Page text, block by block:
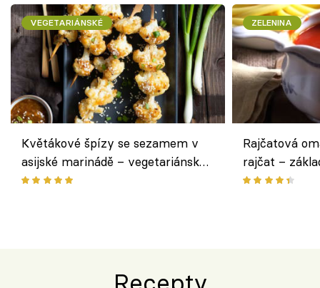
VEGETARIÁNSKÉ
Květákové špízy se sezamem v
asijské marinádě – vegetariánská
chuťovka z grilu
ZELENINA
Rajčatová
rajčat –